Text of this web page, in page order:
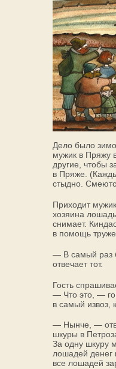
Дело было
мужик в Пряжу
другие, чтобы
в Пряже.
стыдно.
Приходит
хозяина
снимает.
в помощь
— В самый
отвечает тот.
Гость
— Что это, —
в самый извоз,
— Нынче, —
шкуры в
За одну шкуру
лошадей денег
все лошадей